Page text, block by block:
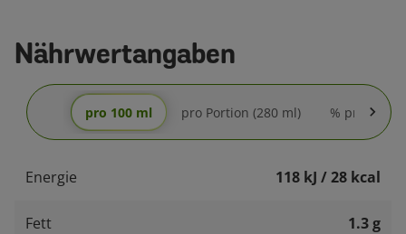
Nährwertangaben
pro 100 ml pro Portion (280 ml) % pro
Energie 118 kJ / 28 kcal
Fett 1.3 g